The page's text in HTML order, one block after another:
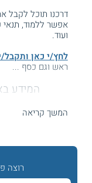
דרכנו תוכל לקבל
אפשר ללמוד, תנאי
ועוד.
לחץ/י כאן ותקבל/
ראש וגם כסף ...
המידע באתר
לימודי אמנות
חיפשת לימודי
המשך קריאה
רוצה